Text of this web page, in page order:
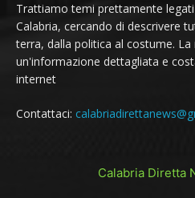
Trattiamo temi prettamente
Calabria, cercando di descrivere
terra, dalla politica al costume.
un'informazione dettagliata e
internet
Contattaci:
Calabria Diretta